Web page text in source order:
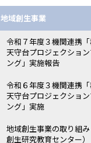
地域創生事業
令和７年度３機関連携
天守台プロジェクショ
ング」実施報告
令和６年度３機関連携
天守台プロジェクショ
ング」実施
地域創生事業の取り組
創生研究教育センター）